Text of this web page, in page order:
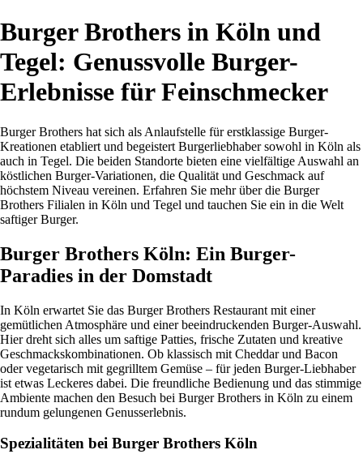
Burger Brothers in Köln und
Tegel: Genussvolle Burger-
Erlebnisse für Feinschmecker
Burger Brothers hat sich als Anlaufstelle für erstklassige Burger-
Kreationen etabliert und begeistert Burgerliebhaber sowohl in Köln als
auch in Tegel. Die beiden Standorte bieten eine vielfältige Auswahl an
köstlichen Burger-Variationen, die Qualität und Geschmack auf
höchstem Niveau vereinen. Erfahren Sie mehr über die Burger
Brothers Filialen in Köln und Tegel und tauchen Sie ein in die Welt
saftiger Burger.
Burger Brothers Köln: Ein Burger-
Paradies in der Domstadt
In Köln erwartet Sie das Burger Brothers Restaurant mit einer
gemütlichen Atmosphäre und einer beeindruckenden Burger-Auswahl.
Hier dreht sich alles um saftige Patties, frische Zutaten und kreative
Geschmackskombinationen. Ob klassisch mit Cheddar und Bacon
oder vegetarisch mit gegrilltem Gemüse – für jeden Burger-Liebhaber
ist etwas Leckeres dabei. Die freundliche Bedienung und das stimmige
Ambiente machen den Besuch bei Burger Brothers in Köln zu einem
rundum gelungenen Genusserlebnis.
Spezialitäten bei Burger Brothers Köln